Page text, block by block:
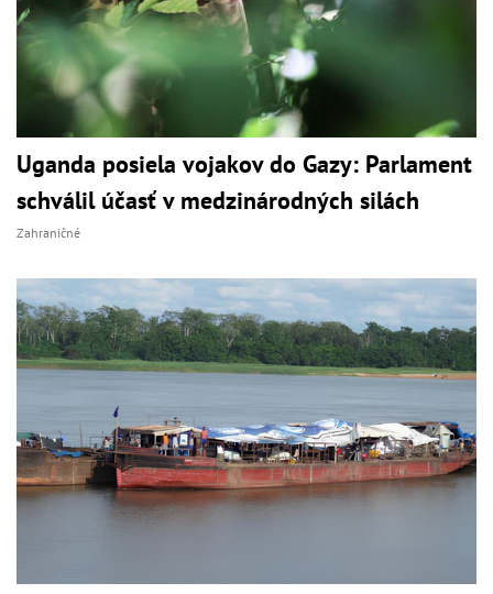
Uganda posiela vojakov do Gazy: Parlament
schválil účasť v medzinárodných silách
Zahraničné